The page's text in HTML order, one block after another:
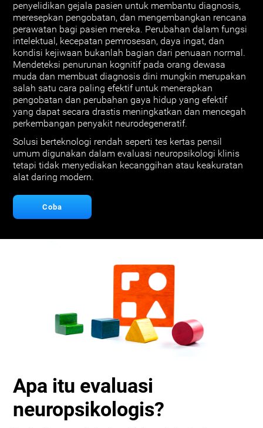
penyelidikan gejala pasien untuk membantu diagnosis,
meresepkan pengobatan, dan mengembangkan rencana
perawatan bagi pasien mereka. Perubahan dalam fungsi
intelektual, kecepatan pemrosesan, daya ingat, dan
kondisi kejiwaan bukanlah bagian dari penuaan normal.
Mendeteksi penurunan kognitif pada orang dewasa
muda dan membuat diagnosis dini mungkin merupakan
salah satu cara paling efektif untuk menerapkan
pengobatan dan perubahan gaya hidup yang efektif
yang dapat secara drastis meningkatkan dan mencegah
perkembangan penyakit neurodegeneratif.
Solusi berteknologi rendah seperti tes kertas pensil
umum digunakan dalam evaluasi neuropsikologi klinis
tetapi tidak menyediakan kecanggihan atau keakuratan
alat daring modern.
Coba
Apa itu evaluasi
neuropsikologis?